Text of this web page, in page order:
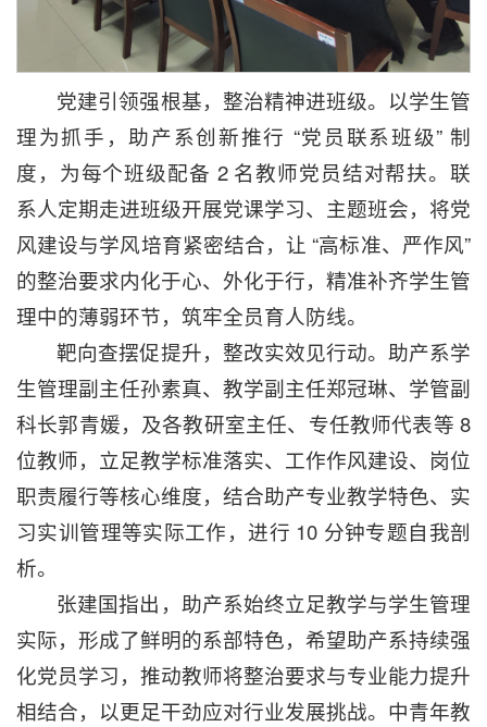
党建引领强根基，整治精神进班级。以学生管
理为抓手，助产系创新推行 “党员联系班级” 制
度，为每个班级配备 2 名教师党员结对帮扶。联
系人定期走进班级开展党课学习、主题班会，将党
风建设与学风培育紧密结合，让 “高标准、严作风”
的整治要求内化于心、外化于行，精准补齐学生管
理中的薄弱环节，筑牢全员育人防线。
靶向查摆促提升，整改实效见行动。助产系学
生管理副主任孙素真、教学副主任郑冠琳、学管副
科长郭青媛，及各教研室主任、专任教师代表等 8
位教师，立足教学标准落实、工作作风建设、岗位
职责履行等核心维度，结合助产专业教学特色、实
习实训管理等实际工作，进行 10 分钟专题自我剖
析。
张建国指出，助产系始终立足教学与学生管理
实际，形成了鲜明的系部特色，希望助产系持续强
化党员学习，推动教师将整治要求与专业能力提升
相结合，以更足干劲应对行业发展挑战。中青年教